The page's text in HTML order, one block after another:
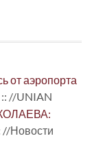
от аэропорта
:: //UNIAN
//Новости